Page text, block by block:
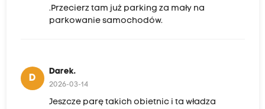
.Przecierz tam już parking za mały na
parkowanie samochodów.
D
Darek.
2026-03-14
Jeszcze parę takich obietnic i ta władza